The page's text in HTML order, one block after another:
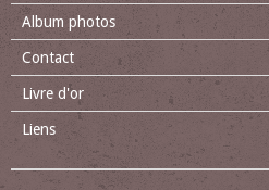
Album photos
Contact
Livre d'or
Liens